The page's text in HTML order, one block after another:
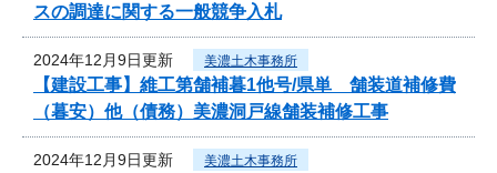
スの調達に関する一般競争入札
2024年12月9日更新 美濃土木事務所
【建設工事】維工第舗補暮1他号/県単 舗装道補修費
（暮安）他（債務）美濃洞戸線舗装補修工事
2024年12月9日更新 美濃土木事務所